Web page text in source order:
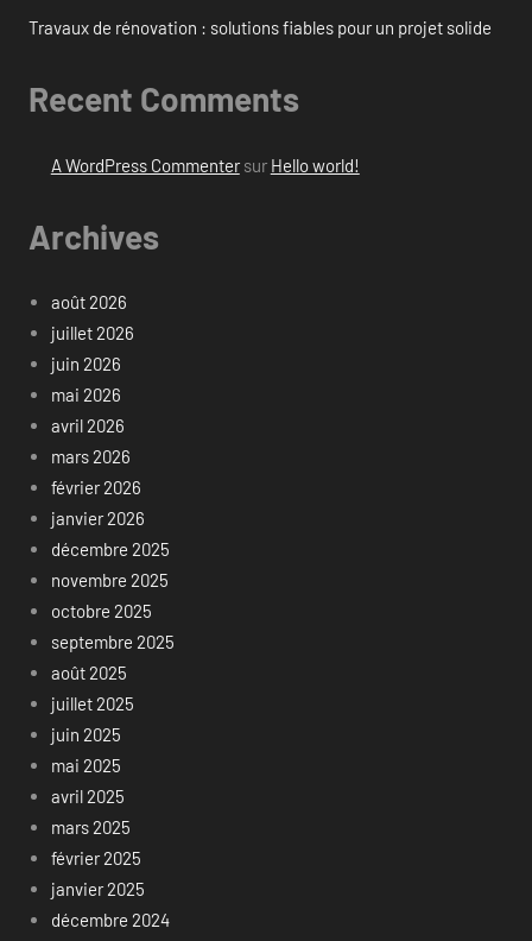
Travaux de rénovation : solutions fiables pour un projet solide
Recent Comments
A WordPress Commentersur Hello world!
Archives
août 2026
juillet 2026
juin 2026
mai 2026
avril 2026
mars 2026
février 2026
janvier 2026
décembre 2025
novembre 2025
octobre 2025
septembre 2025
août 2025
juillet 2025
juin 2025
mai 2025
avril 2025
mars 2025
février 2025
janvier 2025
décembre 2024